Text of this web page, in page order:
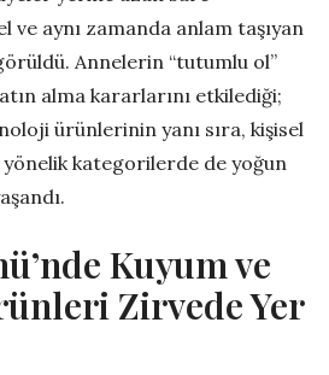
ve aynı zamanda anlam taşıyan
Annelerin “tutumlu ol”
alma kararlarını etkilediği;
ürünlerinin yanı sıra, kişisel
yönelik kategorilerde de yoğun
Kuyum ve
Zirvede Yer